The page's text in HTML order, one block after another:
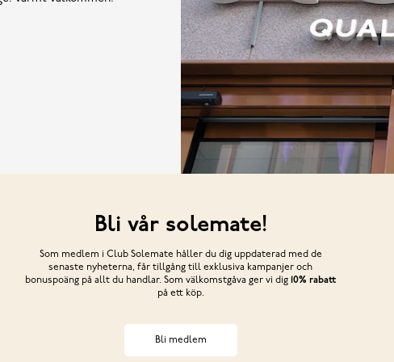
Bli vår solemate!
Som medlem i Club Solemate håller du dig uppdaterad med de
senaste nyheterna, får tillgång till exklusiva kampanjer och
bonuspoäng på allt du handlar. Som välkomstgåva ger vi dig 10% rabatt
på ett köp.
Bli medlem